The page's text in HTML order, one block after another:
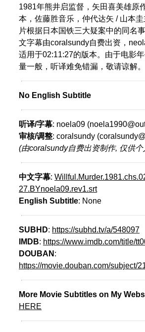
1981年熊井启监督，矢田喜美雄原
本，佐藤胜音乐，仲代达矢 / 山本
片根据日本国铁三大疑案中的同名
文字幕由coralsundy自费出资，
适用于02:11:27的版本。由于电影
量一般，听译难免错漏，敬请谅解。
No English Subtitle
听译/字幕: noela09
审核/调整: coralsundy
(由coralsundy自费出资制作, 仅供个
中文字幕:
27.BYnoela09.rev1.srt
English Subtitle: None
SUBHD: https://subhd.tv/a/548097
IMDB: https://www.imdb.com/title/
DOUBAN :
https://movie.douban.com/subject/
More Movie Subtitles on My
HERE